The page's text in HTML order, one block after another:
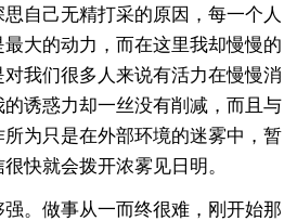
自己无精打采的原因，每一个人
大的动力，而在这里我却慢慢的
我们很多人来说有活力在慢慢消
诱惑力却一丝没有削减，而且与
所为只是在外部环境的迷雾中，暂
快就会拨开浓雾见日明。
做事从一而终很难，刚开始那